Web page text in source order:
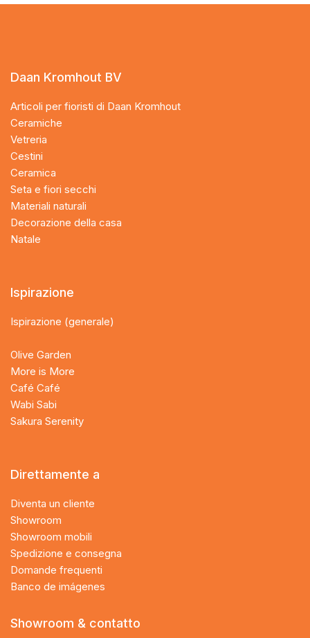
Daan Kromhout BV
Articoli per fioristi di Daan Kromhout
Ceramiche
Vetreria
Cestini
Ceramica
Seta e fiori secchi
Materiali naturali
Decorazione della casa
Natale
Ispirazione
Ispirazione (generale)
Olive Garden
More is More
Café Café
Wabi Sabi
Sakura Serenity
Direttamente a
Diventa un cliente
Showroom
Showroom mobili
Spedizione e consegna
Domande frequenti
Banco de imágenes
Showroom & contatto